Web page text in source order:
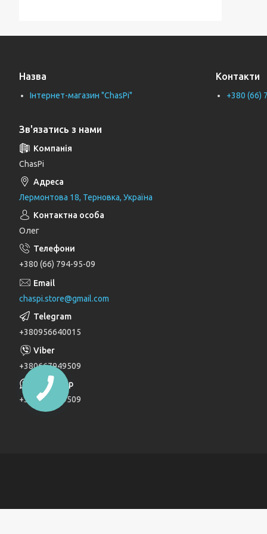
Труби каналізаційні
Унітази
Циркуляційні насоси
Генератори
Шлангові під'єднання та перемикаючі
вентилі
Тримачі, кронштейни та штанги для
душу
Лійки для душу
Душові комплекти
Трапи
Паяльники для пластикових труб
Дзеркала
Дитячі ліжечка
Кухонні модулі
Назва
Інтернет-магазин "ChasPi"
Контакти
+380 (66)
Зв'язатись з нами
ChasPi
Лермонтова 18, Терновка, Україна
Олег
+380 (66) 794-95-09
chaspi.store@gmail.com
+380956640015
+380667949509
+380667949509